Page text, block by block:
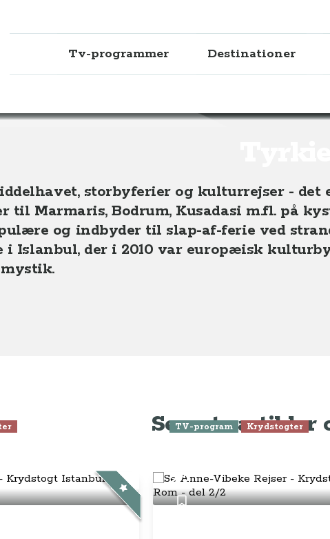
Tv-programmer Destinationer
storbyferier og kulturrejser - det
til Marmaris, Bodrum, Kusadasi m.fl. på
og indbyder til slap-af-ferie ved
i Islanbul, der i 2010 var europæisk
Seneste artikler
TV-program Krydstogter
2/2